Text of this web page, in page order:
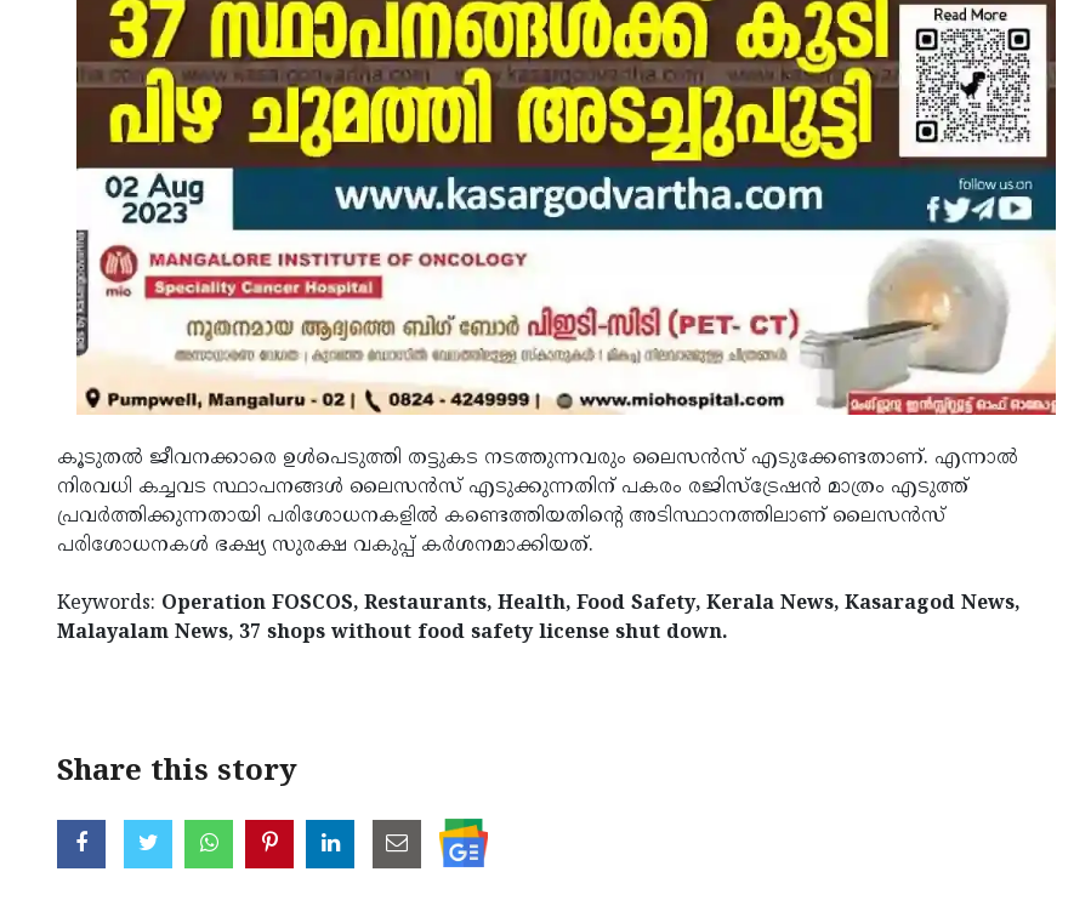
കൂടുതല്‍ ജീവനക്കാരെ ഉള്‍പെടുത്തി തട്ടുകട നടത്തുന്നവരും ലൈസന്‍സ് എടുക്കേണ്ടതാണ്. എന്നാല്‍
നിരവധി കച്ചവട സ്ഥാപനങ്ങള്‍ ലൈസന്‍സ് എടുക്കുന്നതിന് പകരം രജിസ്‌ട്രേഷന്‍ മാത്രം എടുത്ത്
പ്രവര്‍ത്തിക്കുന്നതായി പരിശോധനകളില്‍ കണ്ടെത്തിയതിന്റെ അടിസ്ഥാനത്തിലാണ് ലൈസന്‍സ്
പരിശോധനകള്‍ ഭക്ഷ്യ സുരക്ഷ വകുപ്പ് കര്‍ശനമാക്കിയത്.
Keywords: Operation FOSCOS, Restaurants, Health, Food Safety, Kerala News, Kasaragod News,
Malayalam News, 37 shops without food safety license shut down.
Share this story